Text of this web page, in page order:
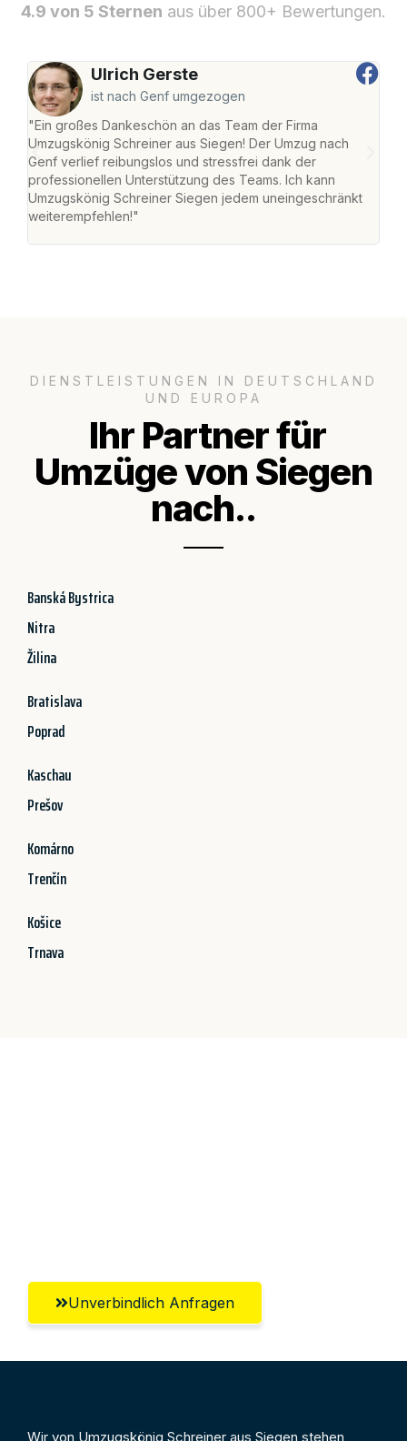
4.9 von 5 Sternen aus über 800+ Bewertungen.
Ulrich Gerste
ist nach Genf umgezogen
"Ein großes Dankeschön an das Team der Firma
Umzugskönig Schreiner aus Siegen! Der Umzug nach
Genf verlief reibungslos und stressfrei dank der
professionellen Unterstützung des Teams. Ich kann
Umzugskönig Schreiner Siegen jedem uneingeschränkt
weiterempfehlen!"
DIENSTLEISTUNGEN IN DEUTSCHLAND
UND EUROPA
Ihr Partner für
Umzüge von Siegen
nach..
Banská Bystrica
Nitra
Žilina
Bratislava
Poprad
Kaschau
Prešov
Komárno
Trenčín
Košice
Trnava
Unverbindlich Anfragen
Wir von Umzugskönig Schreiner aus Siegen stehen